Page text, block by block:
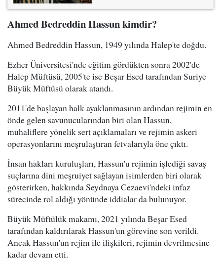
Ahmed Bedreddin Hassun kimdir?
Ahmed Bedreddin Hassun, 1949 yılında Halep'te doğdu.
Ezher Üniversitesi'nde eğitim gördükten sonra 2002'de
Halep Müftüsü, 2005'te ise Beşar Esed tarafından Suriye
Büyük Müftüsü olarak atandı.
2011'de başlayan halk ayaklanmasının ardından rejimin en
önde gelen savunucularından biri olan Hassun,
muhaliflere yönelik sert açıklamaları ve rejimin askeri
operasyonlarını meşrulaştıran fetvalarıyla öne çıktı.
İnsan hakları kuruluşları, Hassun'u rejimin işlediği savaş
suçlarına dini meşruiyet sağlayan isimlerden biri olarak
gösterirken, hakkında Seydnaya Cezaevi'ndeki infaz
sürecinde rol aldığı yönünde iddialar da bulunuyor.
Büyük Müftülük makamı, 2021 yılında Beşar Esed
tarafından kaldırılarak Hassun'un görevine son verildi.
Ancak Hassun'un rejim ile ilişkileri, rejimin devrilmesine
kadar devam etti.